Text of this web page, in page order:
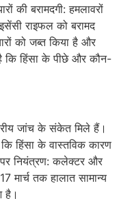
की बरामदगी: हमलावरों
राइफल को बरामद
को जब्त किया है और
कि हिंसा के पीछे और कौन-
जांच के संकेत मिले हैं।
हिंसा के वास्तविक कारण
नियंत्रण: कलेक्टर और
मार्च तक हालात सामान्य
है।